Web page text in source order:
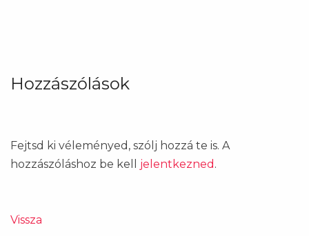
Hozzászólások
Fejtsd ki véleményed, szólj hozzá te is. A
hozzászóláshoz be kell jelentkezned .
Vissza